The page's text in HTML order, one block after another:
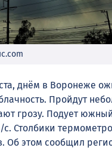
днём в Воронеже
Пройдут
грозу. Подует
с. Столбики
Об этом сообщил